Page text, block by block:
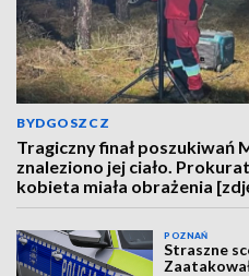
BYDGOSZCZ
Tragiczny finał poszukiwań
znaleziono jej ciało.
kobieta miała obrażenia
POZNAŃ
Straszne